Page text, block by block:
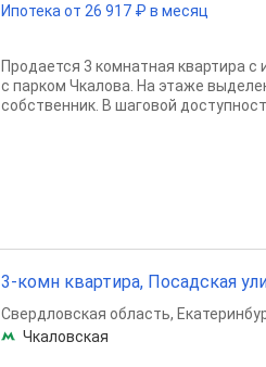
Ипотека от 26 917 ₽ в месяц
Продается 3 комнатная квартира
с парком Чкалова. На этаже
собственник. В шаговой
3-комн квартира, Посадская
Свердловская область,
Чкаловская